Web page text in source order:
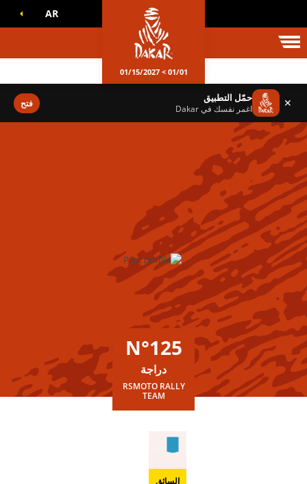
داكار AR
01/01 > 01/15/2027
✕ حمّل التطبيق
اغمر نفسك في Dakar فتح
N°125
دراجة
RSMOTO RALLY
TEAM
السائق